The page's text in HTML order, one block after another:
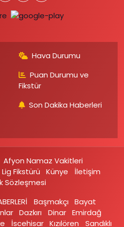
Hava Durumu
Puan Durumu ve
Fikstür
Son Dakika Haberleri
Afyon Namaz Vakitleri
Lig Fikstürü Künye
İletişim
Sözleşmesi
Başmakçı
Bayat
Dazkırı Dinar Emirdağ‎
İscehisar Kızılören‎ Sandıklı‎